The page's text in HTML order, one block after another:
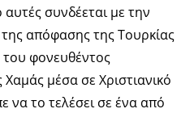
συνδέεται με την
απόφασης της Τουρκίας
φονευθέντος
μέσα σε Χριστιανικό
να το τελέσει σε ένα από